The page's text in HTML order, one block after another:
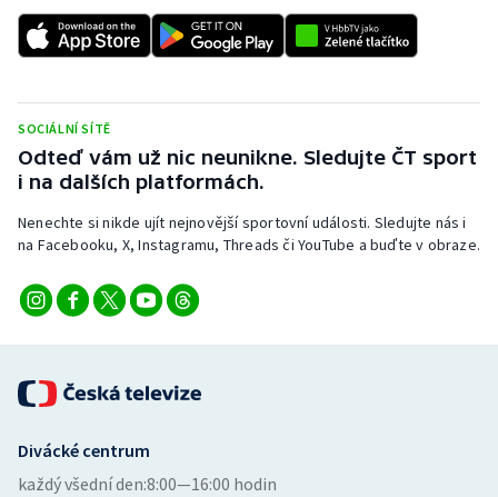
Sportovní střelba
Triatlon
Vodní slalom
Volejbal
SOCIÁLNÍ SÍTĚ
Odteď vám už nic neunikne. Sledujte ČT sport
i na dalších platformách.
Nenechte si nikde ujít nejnovější sportovní události. Sledujte nás i
na Facebooku, X, Instagramu, Threads či YouTube a buďte v obraze.
Divácké centrum
každý všední den:8:00—16:00 hodin